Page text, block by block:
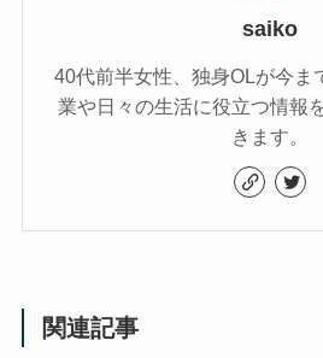
saiko
40代前半女性、独身OLが今ま
業や日々の生活に役立つ情報
きます。
関連記事